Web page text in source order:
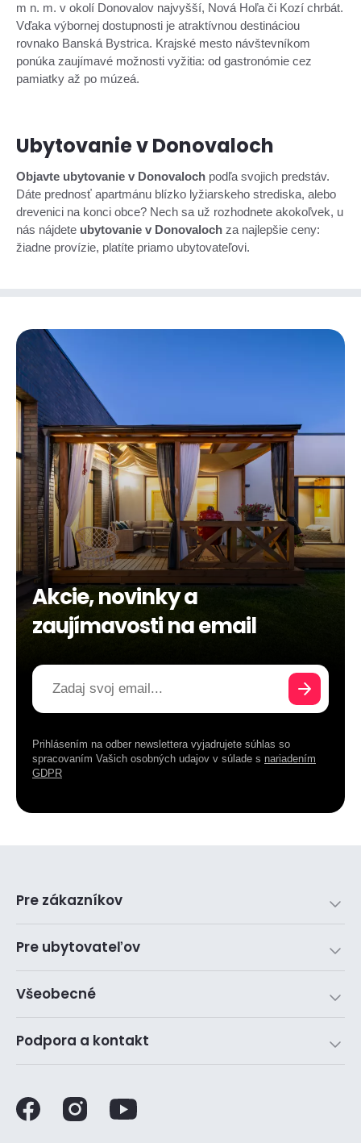
m n. m. v okolí Donovalov najvyšší, Nová Hoľa či Kozí chrbát.
Vďaka výbornej dostupnosti je atraktívnou destináciou
rovnako Banská Bystrica. Krajské mesto návštevníkom
ponúka zaujímavé možnosti vyžitia: od gastronómie cez
pamiatky až po múzeá.
Ubytovanie v Donovaloch
Objavte ubytovanie v Donovaloch podľa svojich predstáv.
Dáte prednosť apartmánu blízko lyžiarskeho strediska, alebo
drevenici na konci obce? Nech sa už rozhodnete akokoľvek, u
nás nájdete ubytovanie v Donovaloch za najlepšie ceny:
žiadne provízie, platíte priamo ubytovateľovi.
Akcie, novinky a
zaujímavosti na email
Prihlásením na odber newslettera vyjadrujete súhlas so
spracovaním Vašich osobných udajov v súlade s nariadením
GDPR
Pre zákazníkov
Pre ubytovateľov
Všeobecné
Podpora a kontakt